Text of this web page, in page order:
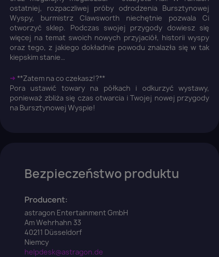
ostatniej, rozpaczliwej próby odrodzenia Bursztynowej
Wyspy, burmistrz Clawsworth niechętnie pozwala Ci
otworzyć sklep. Podczas swojej przygody dowiesz się
więcej na temat swoich nowych przyjaciół, historii wyspy
oraz tego, z jakiego dokładnie powodu znalazła się w tak
kiepskim stanie…
➜ **Zatem na co czekasz!?**
Pora ustawić towary na półkach i odkurzyć wystawy,
ponieważ zbliża się czas otwarcia i Twojej nowej przygody
na Bursztynowej Wyspie!
Bezpieczeństwo produktu
Producent:
astragon Entertainment GmbH
Am Wehrhahn 33
40211 Düsseldorf
Niemcy
helpdesk@astragon.de
Anuluj Zaloguj się